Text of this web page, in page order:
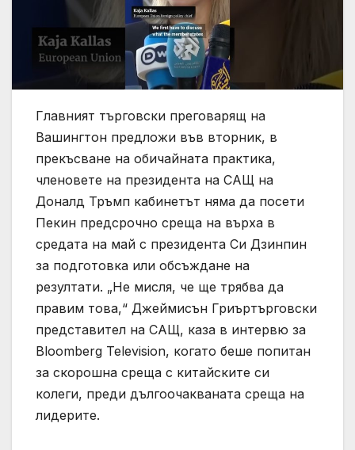
Главният търговски преговарящ на
Вашингтон предложи във вторник, в
прекъсване на обичайната практика,
членовете на президента на САЩ на
Доналд Тръмп кабинетът няма да посети
Пекин предсрочно среща на върха в
средата на май с президента Си Дзинпин
за подготовка или обсъждане на
резултати. „Не мисля, че ще трябва да
правим това,“ Джеймисън Гриъртърговски
представител на САЩ, каза в интервю за
Bloomberg Television, когато беше попитан
за скорошна среща с китайските си
колеги, преди дългоочакваната среща на
лидерите.